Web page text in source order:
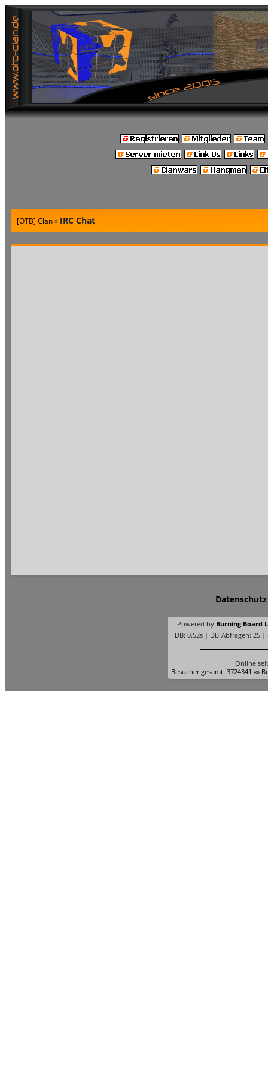
[OTB] Clan» IRC Chat
Datenschutz
Powered by Burning Board
DB: 0.52s | DB-Abfragen: 25 |
Online
Besucher gesamt: 3724341 «»